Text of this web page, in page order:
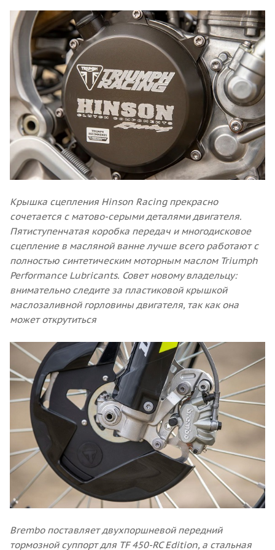
Крышка сцепления Hinson Racing прекрасно
сочетается с матово-серыми деталями двигателя.
Пятиступенчатая коробка передач и многодисковое
сцепление в масляной ванне лучше всего работают с
полностью синтетическим моторным маслом Triumph
Performance Lubricants. Совет новому владельцу:
внимательно следите за пластиковой крышкой
маслозаливной горловины двигателя, так как она
может открутиться
Brembo поставляет двухпоршневой передний
тормозной суппорт для TF 450-RC Edition, а стальная